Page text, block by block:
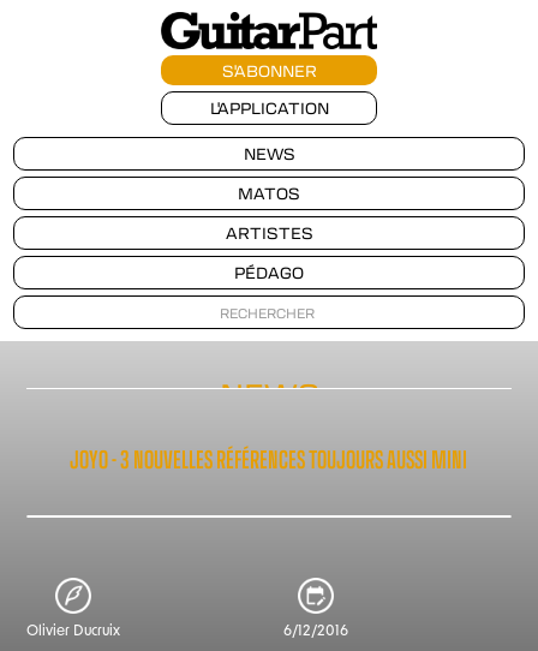
S'ABONNER
L'APPLICATION
NEWS
MATOS
ARTISTES
PÉDAGO
NEWS
JOYO - 3 NOUVELLES RÉFÉRENCES TOUJOURS AUSSI MINI
Olivier Ducruix 6/12/2016